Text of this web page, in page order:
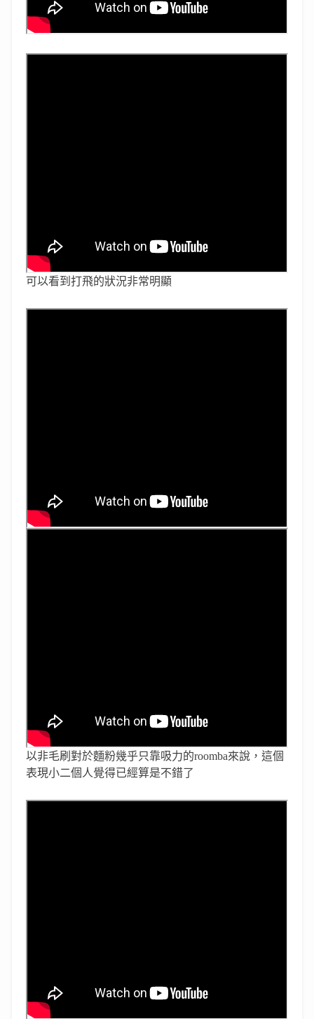
可以看到打飛的狀況非常明顯
以非毛刷對於麵粉幾乎只靠吸力的roomba來說，這個
表現小二個人覺得已經算是不錯了